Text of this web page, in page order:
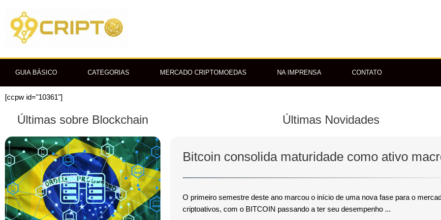
para
conteúdo
GUIA BÁSICO CATEGORIAS MERCADO CRIPTOMOEDAS NA IMPRENSA CONTATO
[ccpw id="10361"]
Últimas sobre Blockchain Últimas Novidades
Bitcoin consolida maturidade como ativo
O primeiro semestre deste ano marcou o início de uma nova fase para o
criptoativos, com o BITCOIN passando a ter seu desempenho ...